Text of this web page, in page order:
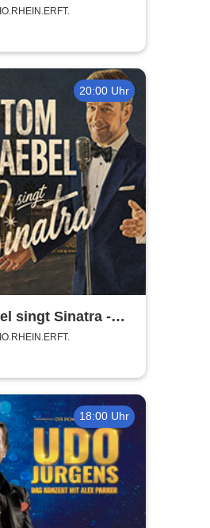
of Groove
20:00 Uhr
singt Sinatra -
18:00 Uhr